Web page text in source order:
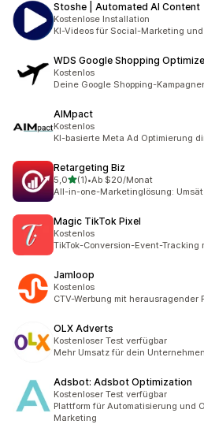
Stoshe | Automated AI Content
Kostenlose Installation
KI-Videos für Social-Marketing
WDS Google Shopping
Kostenlos
Deine Google Shopping-
AIMpact
Kostenlos
KI-basierte Meta Ad Optimierung
Retargeting Biz
5,0von 5 Sternen
(1)
1 Rezensionen insgesamt
•Ab $20/Monat
All-in-one-Marketinglösung:
Magic TikTok Pixel
Kostenlos
TikTok-Conversion-Event-Tracking
Jamloop
Kostenlos
CTV-Werbung mit herausragender
OLX Adverts
Kostenloser Test verfügbar
Mehr Umsatz für dein
Adsbot: Adsbot Optimization
Kostenloser Test verfügbar
Plattform für Automatisierung und
Marketing